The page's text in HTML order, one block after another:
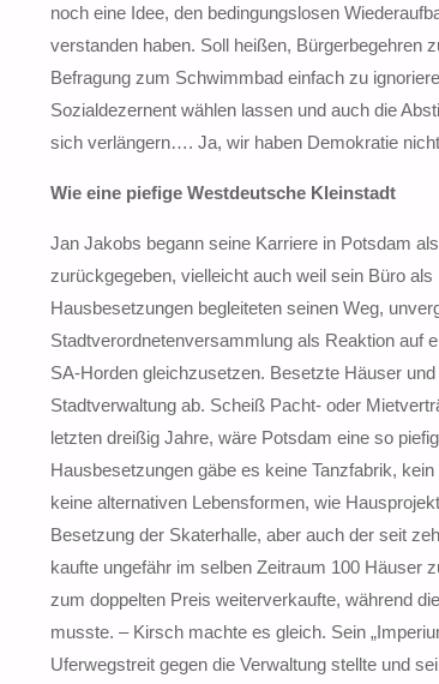
noch eine Idee, den bedingungslosen
verstanden haben. Soll heißen, Bürgerbegehren
Befragung zum Schwimmbad einfach zu
Sozialdezernent wählen lassen und auch die
sich verlängern…. Ja, wir haben Demokratie
Wie eine piefige Westdeutsche Kleinstadt
Jan Jakobs begann seine Karriere in Potsdam
zurückgegeben, vielleicht auch weil sein Büro
Hausbesetzungen begleiteten seinen Weg,
Stadtverordnetenversammlung als Reaktion auf
SA-Horden gleichzusetzen. Besetzte Häuser
Stadtverwaltung ab. Scheiß Pacht- oder
letzten dreißig Jahre, wäre Potsdam eine so
Hausbesetzungen gäbe es keine Tanzfabrik,
keine alternativen Lebensformen, wie
Besetzung der Skaterhalle, aber auch der seit
kaufte ungefähr im selben Zeitraum 100 Häuser
zum doppelten Preis weiterverkaufte, während
musste. – Kirsch machte es gleich. Sein
Uferwegstreit gegen die Verwaltung stellte und